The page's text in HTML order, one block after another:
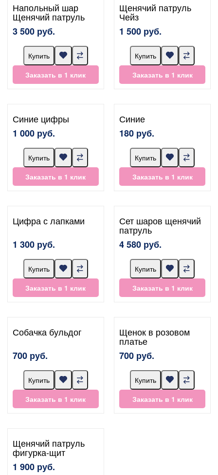
Напольный шар
Щенячий патруль
3 500 руб.
Купить
Заказать в 1 клик
Щенячий патруль
Чейз
1 500 руб.
Купить
Заказать в 1 клик
Синие цифры
1 000 руб.
Купить
Заказать в 1 клик
Синие
180 руб.
Купить
Заказать в 1 клик
Цифра с лапками
1 300 руб.
Купить
Заказать в 1 клик
Сет шаров щенячий
патруль
4 580 руб.
Купить
Заказать в 1 клик
Собачка бульдог
700 руб.
Купить
Заказать в 1 клик
Щенок в розовом
платье
700 руб.
Купить
Заказать в 1 клик
Щенячий патруль
фигурка-щит
1 900 руб.